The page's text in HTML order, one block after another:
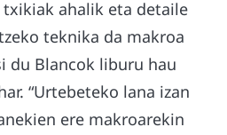
ahalik eta detaile
teknika da makroa
du Blancok liburu hau
“Urtebeteko lana izan
ere makroarekin